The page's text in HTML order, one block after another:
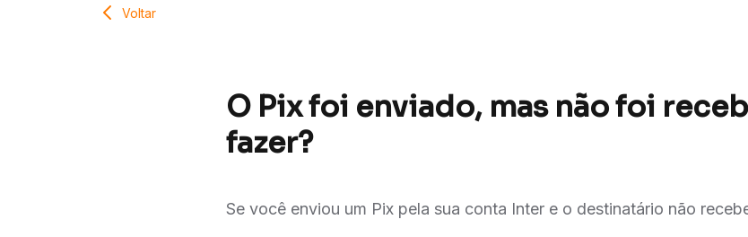
Voltar
O Pix foi enviado, mas não foi
fazer?
Se você enviou um Pix pela sua conta Inter e o destinatário não